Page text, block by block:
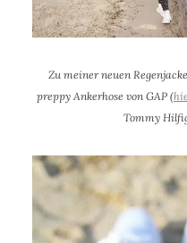
Zu meiner neuen
preppy Ankerhose von GAP (
Tommy